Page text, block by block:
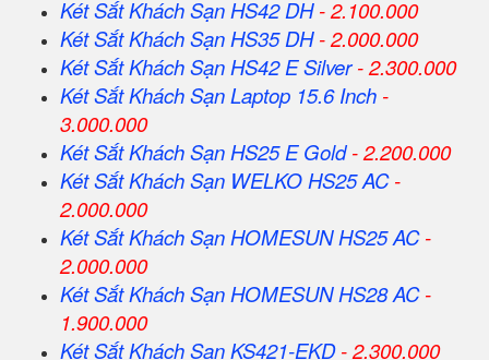
Két Sắt Khách Sạn HS42 DH- 2.100.000
Két Sắt Khách Sạn HS35 DH- 2.000.000
Két Sắt Khách Sạn HS42 E Silver- 2.300.000
Két Sắt Khách Sạn Laptop 15.6 Inch -
3.000.000
Két Sắt Khách Sạn HS25 E Gold- 2.200.000
Két Sắt Khách Sạn WELKO HS25 AC-
2.000.000
Két Sắt Khách Sạn HOMESUN HS25 AC-
2.000.000
Két Sắt Khách Sạn HOMESUN HS28 AC-
1.900.000
Két Sắt Khách Sạn KS421-EKD- 2.300.000